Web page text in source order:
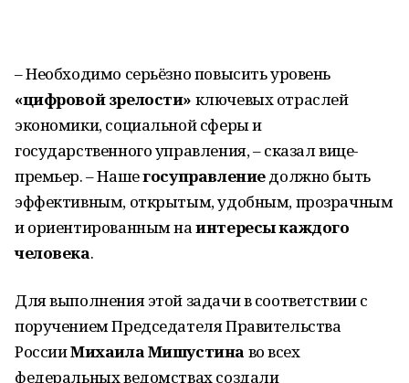
– Необходимо серьёзно повысить уровень
«цифровой зрелости» ключевых отраслей
экономики, социальной сферы и
государственного управления, – сказал вице-
премьер. – Нашегосуправлениедолжно быть
эффективным, открытым, удобным, прозрачным
и ориентированным наинтересы каждого
человека.
Для выполнения этой задачи в соответствии с
поручением Председателя Правительства
РоссииМихаила Мишустина во всех
федеральных ведомствах создали